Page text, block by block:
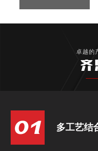
卓越的
齐
多工艺结